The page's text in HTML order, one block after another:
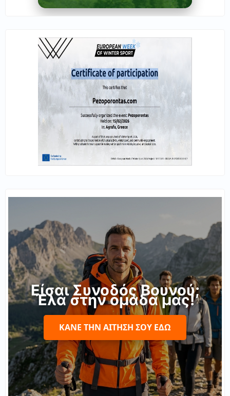
Είσαι Συνοδός Βουνού;
Έλα στην ομάδα μας!
ΚΆΝΕ ΤΗΝ ΑΊΤΗΣΉ ΣΟΥ ΕΔΏ